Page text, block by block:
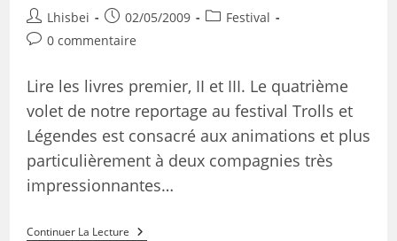
Lhisbei 02/05/2009
Festival
0 commentaire
Lire les livres premier, II et III. Le quatrième
volet de notre reportage au festival Trolls et
Légendes est consacré aux animations et plus
particulièrement à deux compagnies très
impressionnantes…
Continuer La Lecture